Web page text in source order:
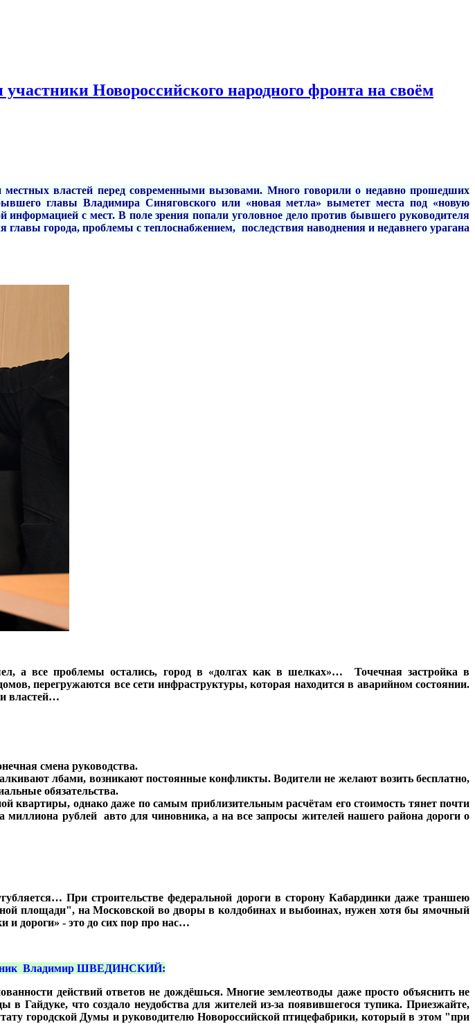
Новороссийского народного фронта на своём
властей перед современными вызовами. Много говорили о недавно прошедших
главы Владимира Синяговского или «новая метла» выметет места под «новую
с мест. В поле зрения попали уголовное дело против бывшего руководителя
города, проблемы с теплоснабжением, последствия наводнения и недавнего урагана
а все проблемы остались, город в «долгах как в шелках»… Точечная застройка в
перегружаются все сети инфраструктуры, которая находится в аварийном состоянии.
властей…
смена руководства.
лбами, возникают постоянные конфликты. Водители не желают возить бесплатно,
обязательства.
квартиры, однако даже по самым приблизительным расчётам его стоимость тянет почти
миллиона рублей авто для чиновника, а на все запросы жителей нашего района дороги о
При строительстве федеральной дороги в сторону Кабардинки даже траншею
площади", на Московской во дворы в колдобинах и выбоинах, нужен хотя бы ямочный
и дороги» - это до сих пор про нас…
Владимир ШВЕДИНСКИЙ:
действий ответов не дождёшься. Многие землеотводы даже просто объяснить не
Гайдуке, что создало неудобства для жителей из-за появившегося тупика. Приезжайте,
городской Думы и руководителю Новороссийской птицефабрики, который в этом "при